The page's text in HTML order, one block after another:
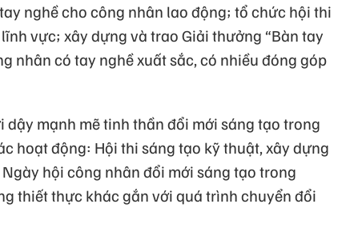
nghề cho công nhân lao động; tổ chức hội thi
vực; xây dựng và trao Giải thưởng “Bàn tay
nhân có tay nghề xuất sắc, có nhiều đóng góp
mạnh mẽ tinh thần đổi mới sáng tạo trong
hoạt động: Hội thi sáng tạo kỹ thuật, xây dựng
hội công nhân đổi mới sáng tạo trong
thiết thực khác gắn với quá trình chuyển đổi